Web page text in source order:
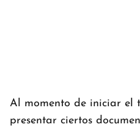
Al momento de iniciar el
presentar ciertos